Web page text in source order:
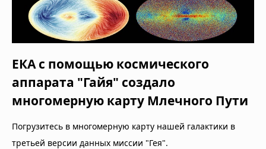
ЕКА с помощью космического
аппарата "Гайя" создало
многомерную карту Млечного Пути
Погрузитесь в многомерную карту нашей галактики в
третьей версии данных миссии "Гея".